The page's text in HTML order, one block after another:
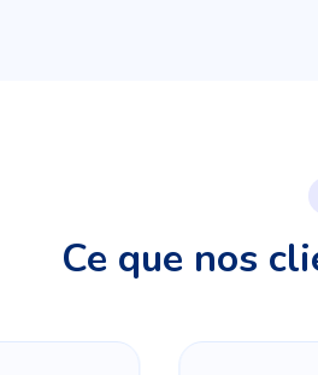
Ce que nos